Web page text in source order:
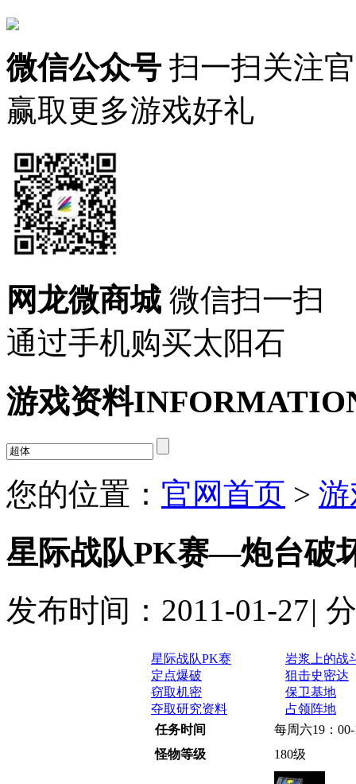
微信公众号 扫一扫关注
赢取更多游戏好礼
网龙微商城 微信扫一扫
通过手机购买太阳石
游戏资料
您的位置： 官网首页 >
星际战队PK赛—炮台破
发布时间：2011-01-27|
星际战队PK赛
岩浆上的战
定点爆破
狙击史密达
窃取机密
保卫基地
夺取研究资料
占领阵地
任务时间
每周六19：
怪物等级
180级